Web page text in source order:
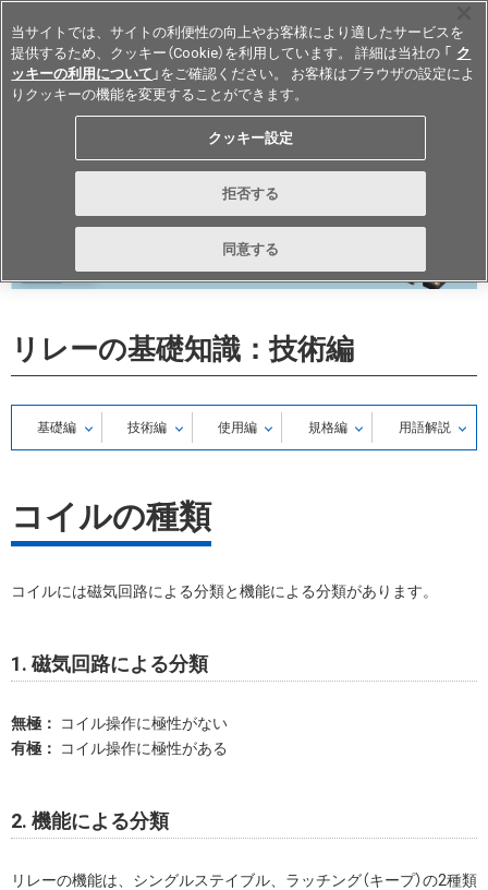
Japan
リレーの基礎知識：技術編
基礎編 技術編 使用編 規格編 用語解説
コイルの種類
コイルには磁気回路による分類と機能による分類があります。
1. 磁気回路による分類
無極：
コイル操作に極性がない
有極：
コイル操作に極性がある
2. 機能による分類
リレーの機能は、シングルステイブル、ラッチング（キープ）の2種類
当サイトでは、サイトの利便性の向上やお客様により適したサービスを
提供するため、クッキー（Cookie）を利用しています。 詳細は当社の 「 ク
ッキーの利用について 」をご確認ください。 お客様はブラウザの設定によ
りクッキーの機能を変更することができます。
クッキー設定
拒否する
同意する